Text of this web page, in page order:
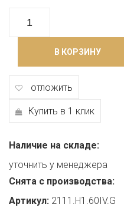
В КОРЗИНУ
отложить
Купить в 1 клик
Наличие на складе:
уточнить у менеджера
Снята с производства:
Артикул: 2111.H1.60IV.G